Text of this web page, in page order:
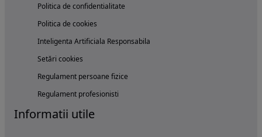
Politica de confidentialitate
Politica de cookies
Inteligenta Artificiala Responsabila
Setări cookies
Regulament persoane fizice
Regulament profesionisti
Informatii utile